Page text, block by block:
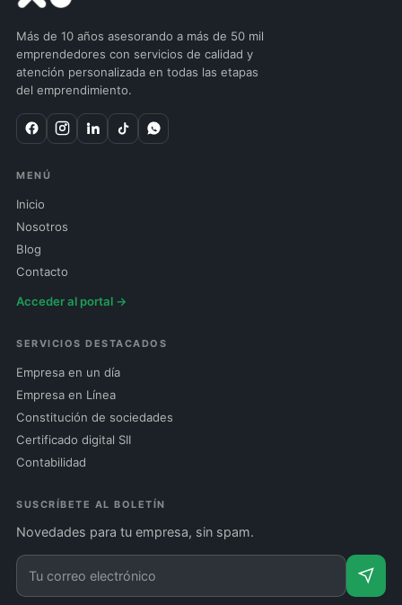
Más de 10 años asesorando a más de 50 mil
emprendedores con servicios de calidad y
atención personalizada en todas las etapas
del emprendimiento.
MENÚ
Inicio
Nosotros
Blog
Contacto
Acceder al portal →
SERVICIOS DESTACADOS
Empresa en un día
Empresa en Línea
Constitución de sociedades
Certificado digital SII
Contabilidad
SUSCRÍBETE AL BOLETÍN
Novedades para tu empresa, sin spam.